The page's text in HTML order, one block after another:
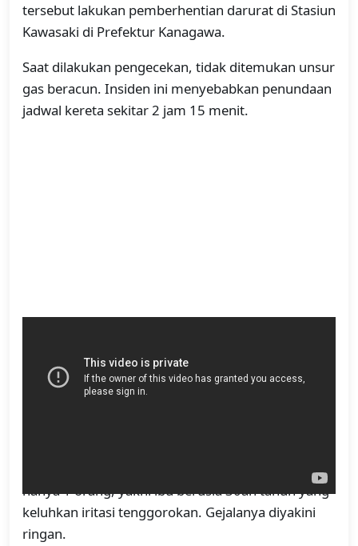
tersebut lakukan pemberhentian darurat di Stasiun
Kawasaki di Prefektur Kanagawa.
Saat dilakukan pengecekan, tidak ditemukan unsur
gas beracun. Insiden ini menyebabkan penundaan
jadwal kereta sekitar 2 jam 15 menit.
penumpang yang dilarikan ke rumah sakit. Namun
Kyodo (10/5) menyebut 3 orang yang dibawa ke
hanya 1 orang, yakni ibu berusia 30an tahun yang
keluhkan iritasi tenggorokan. Gejalanya diyakini
ringan.